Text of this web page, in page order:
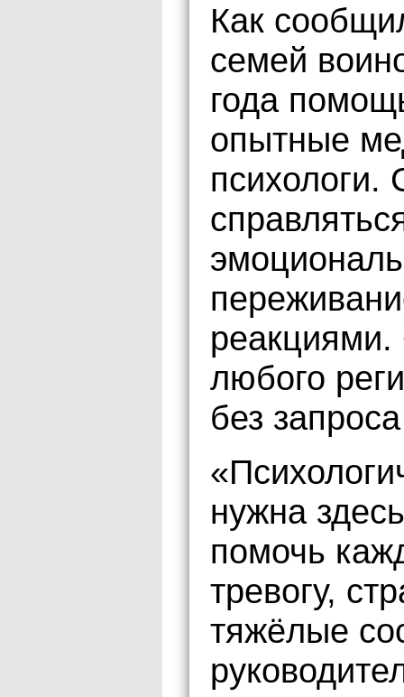
Как
семей
года
опытные
психологи.
реакциями.
любого
без
нужна
помочь
тревогу,
тяжёлые